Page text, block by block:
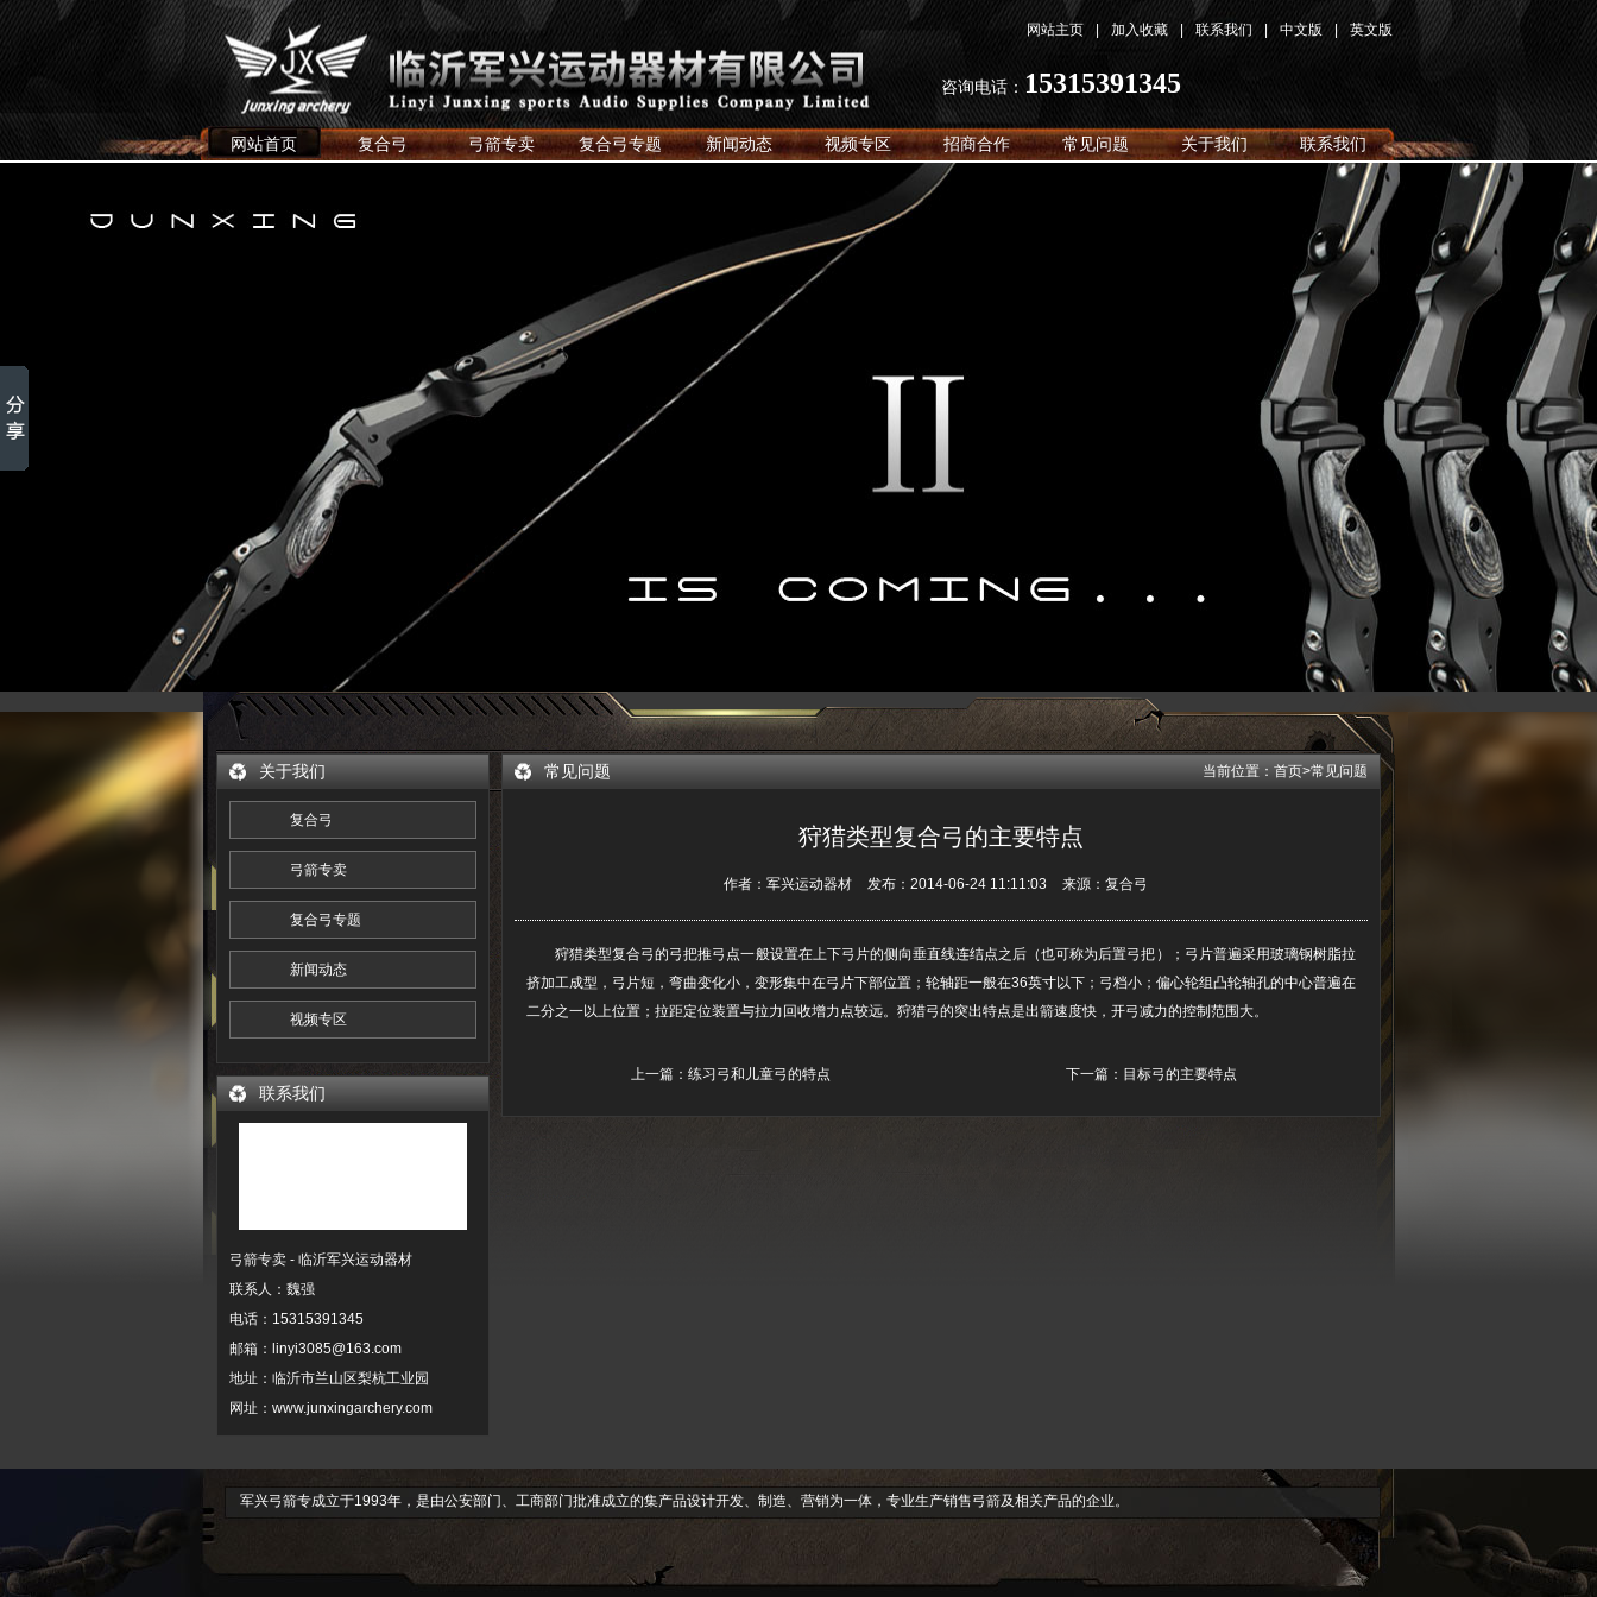
网站主页 加入收藏 联系我们 中文版 英文版
咨询电话： 15315391345
网站首页 复合弓 弓箭专卖 复合弓专题 新闻动态 视频专区 招商合作 常见问题 关于我们 联系我们
关于我们
复合弓
弓箭专卖
复合弓专题
新闻动态
视频专区
联系我们
弓箭专卖 - 临沂军兴运动器材
联系人：魏强
电话：15315391345
邮箱：linyi3085@163.com
地址：临沂市兰山区梨杭工业园
网址：www.junxingarchery.com
常见问题 当前位置： 首页>常见问题
狩猎类型复合弓的主要特点
作者：军兴运动器材 发布：2014-06-24 11:11:03 来源： 复合弓
狩猎类型复合弓的弓把推弓点一般设置在上下弓片的侧向垂直线连结点之后（也可称为后置弓把）；弓片普遍采用玻璃钢树脂拉
挤加工成型，弓片短，弯曲变化小，变形集中在弓片下部位置；轮轴距一般在36英寸以下；弓档小；偏心轮组凸轮轴孔的中心普遍在
二分之一以上位置；拉距定位装置与拉力回收增力点较远。狩猎弓的突出特点是出箭速度快，开弓减力的控制范围大。
上一篇： 练习弓和儿童弓的特点 下一篇： 目标弓的主要特点
军兴弓箭专成立于1993年，是由公安部门、工商部门批准成立的集产品设计开发、制造、营销为一体，专业生产销售弓箭及相关产品的企业。